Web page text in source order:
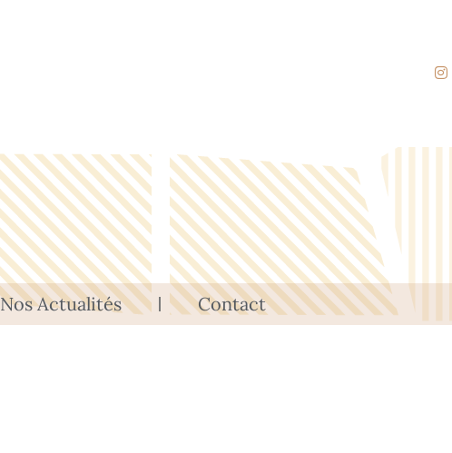
Nos Actualités Contact